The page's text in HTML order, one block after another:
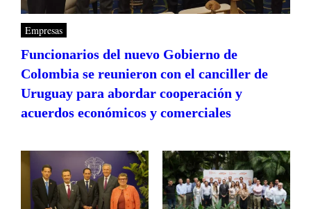
Empresas
Funcionarios del nuevo Gobierno de
Colombia se reunieron con el canciller de
Uruguay para abordar cooperación y
acuerdos económicos y comerciales